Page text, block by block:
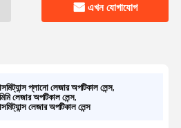
এখন যোগাযোগ
প্লানো লেজার অপটিকাল লেন্স,
লেজার অপটিকাল লেন্স,
লেজার অপটিকাল লেন্স